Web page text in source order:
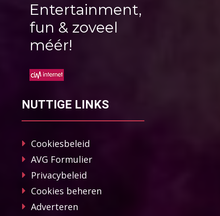
Entertainment,
fun & zoveel
méér!
NUTTIGE LINKS
Cookiesbeleid
AVG Formulier
Privacybeleid
Cookies beheren
Adverteren